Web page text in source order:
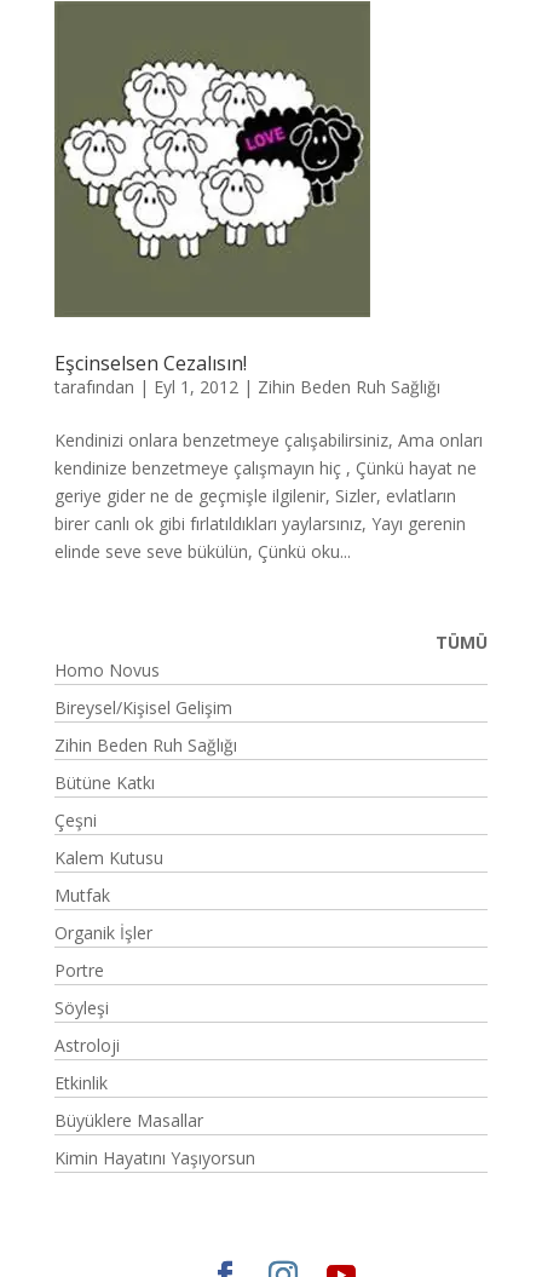
Eşcinselsen Cezalısın!
tarafından | Eyl 1, 2012| Zihin Beden Ruh Sağlığı
Kendinizi onlara benzetmeye çalışabilirsiniz, Ama onları
kendinize benzetmeye çalışmayın hiç , Çünkü hayat ne
geriye gider ne de geçmişle ilgilenir, Sizler, evlatların
birer canlı ok gibi fırlatıldıkları yaylarsınız, Yayı gerenin
elinde seve seve bükülün, Çünkü oku...
TÜMÜ
Homo Novus
Bireysel/Kişisel Gelişim
Zihin Beden Ruh Sağlığı
Bütüne Katkı
Çeşni
Kalem Kutusu
Mutfak
Organik İşler
Portre
Söyleşi
Astroloji
Etkinlik
Büyüklere Masallar
Kimin Hayatını Yaşıyorsun